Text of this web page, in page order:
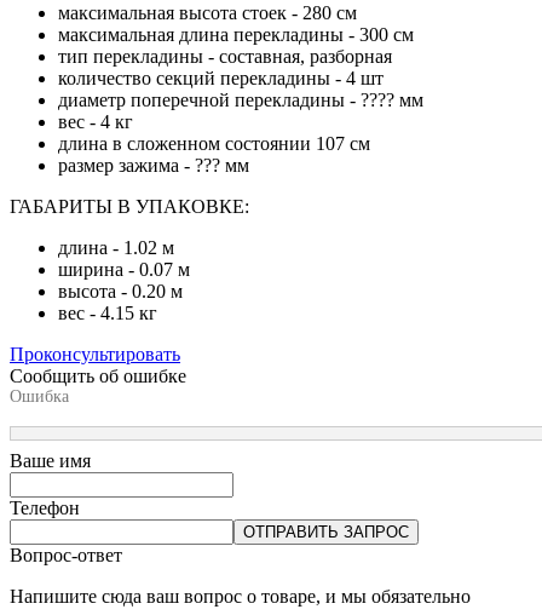
максимальная высота стоек - 280 см
максимальная длина перекладины - 300 см
тип перекладины - составная, разборная
количество секций перекладины - 4 шт
диаметр поперечной перекладины - ???? мм
вес - 4 кг
длина в сложенном состоянии 107 см
размер зажима - ??? мм
ГАБАРИТЫ В УПАКОВКЕ:
длина - 1.02 м
ширина - 0.07 м
высота - 0.20 м
вес - 4.15 кг
Проконсультировать
Сообщить об ошибке
Ошибка
Ваше имя
Телефон
ОТПРАВИТЬ ЗАПРОС
Вопрос-ответ
Напишите сюда ваш вопрос о товаре, и мы обязательно